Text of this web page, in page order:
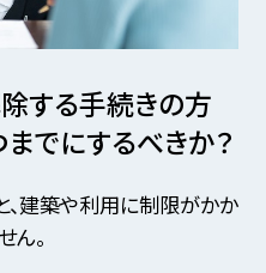
する手続きの方
でにするべきか？
建築や利用に制限がかか
ん。